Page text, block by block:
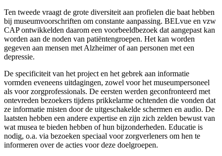
Ten tweede vraagt de grote diversiteit aan profielen die baat hebben
bij museumvoorschriften om constante aanpassing. BELvue en vzw
CAP ontwikkelden daarom een voorbeeldbezoek dat aangepast kan
worden aan de noden van patiëntengroepen. Het kan worden
gegeven aan mensen met Alzheimer of aan personen met een
depressie.
De specificiteit van het project en het gebrek aan informatie
vormden eveneens uitdagingen, zowel voor het museumpersoneel
als voor zorgprofessionals. De eersten werden geconfronteerd met
ontevreden bezoekers tijdens prikkelarme ochtenden die vonden dat
ze informatie misten door de uitgeschakelde schermen en audio. De
laatsten hebben een andere expertise en zijn zich zelden bewust van
wat musea te bieden hebben of hun bijzonderheden. Educatie is
nodig, o.a. via bezoeken speciaal voor zorgverleners om hen te
informeren over de acties voor deze doelgroepen.